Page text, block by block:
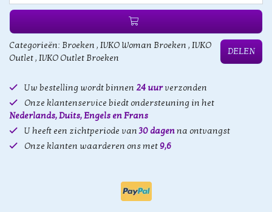
Categorieën: Broeken , IVKO Woman Broeken , IVKO
Outlet, IVKO Outlet Broeken
DELEN
Uw bestelling wordt binnen 24 uurverzonden
Onze klantenservice biedt ondersteuning in het
Nederlands, Duits, Engels en Frans
U heeft een zichtperiode van30 dagenna ontvangst
Onze klanten waarderen ons met 9,6